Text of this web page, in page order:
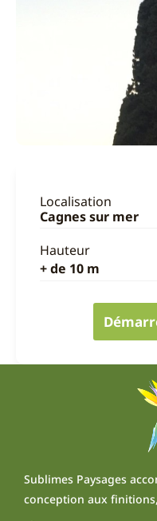
Localisation
Cagnes sur mer
Hauteur
+ de 10 m
Sublimes Paysages
conception aux